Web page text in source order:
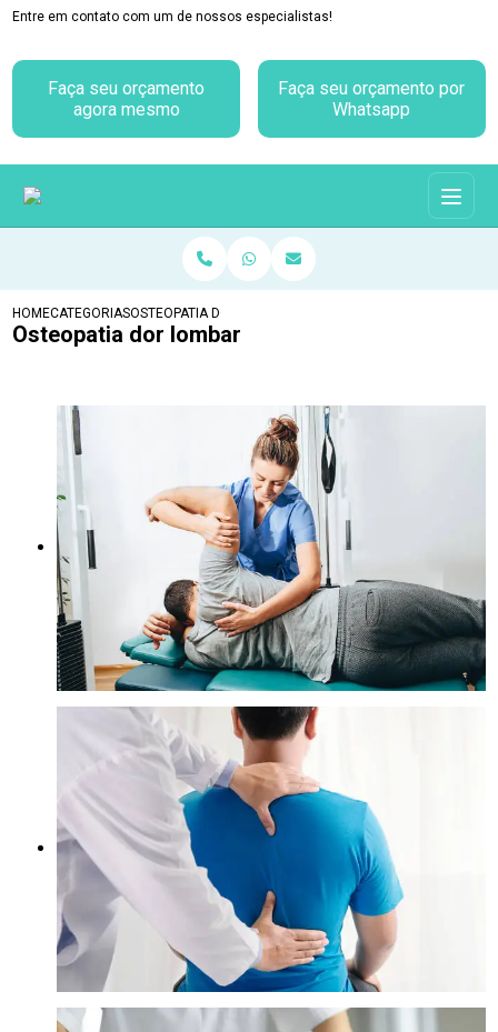
Entre em contato com um de nossos especialistas!
Faça seu orçamento
agora mesmo
Faça seu orçamento por
Whatsapp
HOMECATEGORIASOSTEOPATIA DOR LOMBAR
Osteopatia dor lombar